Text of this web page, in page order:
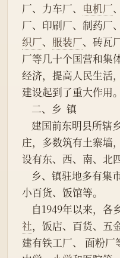
厂、力车厂、 电机厂
厂、印刷厂、制药厂、
织厂、 服装厂、砖瓦
厂等几十个国营和集
经济，提高人民生活
建设起到了重大作用。
    二、乡  镇
庄，多数筑有土寨墙
设有东、西、南、北
小百货、饭馆等。
自1949年以来，
社，饭店、百货、五
建有铁工厂、 面粉厂